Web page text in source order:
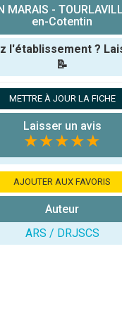
MARAIS -
en-Cotentin
l'établissement ?
📝
attribuer :
METTRE À JOUR LA FICHE
Laisser un avis
★★★★★
AJOUTER AUX FAVORIS
Auteur
ARS / DRJSCS